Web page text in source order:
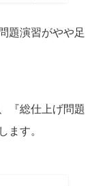
題演習がやや足
『総仕上げ問題
ます。